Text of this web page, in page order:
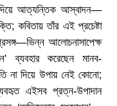
আত্যন্তিক আস্বাদন—
কবিতায় তাঁর এই প্রচেষ্টা
আলোচনাসাপেক্ষ
ব্যবহার করেছেন মানব-
না দিয়ে উপায় নেই কোনো;
ব্যবহৃত এইসব প্রত্ন-উপাদান